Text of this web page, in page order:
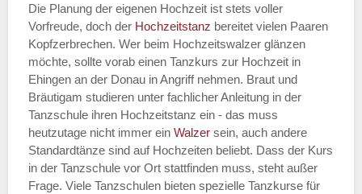
—
ÖFFNUNGSZEITEN HINZUFÜGEN
Dienstag
—
Die Planung der eigenen Hochzeit ist stets voller
Vorfreude, doch der Hochzeitstanz bereitet vielen Paaren
Kopfzerbrechen. Wer beim Hochzeitswalzer glänzen
möchte, sollte vorab einen Tanzkurs zur Hochzeit in
Ehingen an der Donau in Angriff nehmen. Braut und
Bräutigam studieren unter fachlicher Anleitung in der
Tanzschule ihren Hochzeitstanz ein - das muss
heutzutage nicht immer ein Walzer sein, auch andere
Standardtänze sind auf Hochzeiten beliebt. Dass der Kurs
in der Tanzschule vor Ort stattfinden muss, steht außer
Frage. Viele Tanzschulen bieten spezielle Tanzkurse für